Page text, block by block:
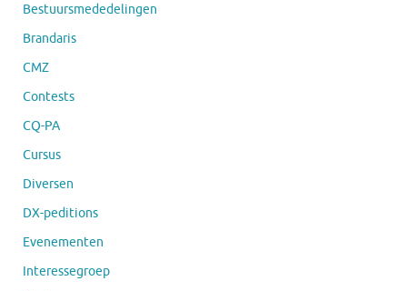
Bestuursmededelingen
Brandaris
CMZ
Contests
CQ-PA
Cursus
Diversen
DX-peditions
Evenementen
Interessegroep